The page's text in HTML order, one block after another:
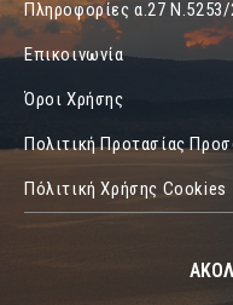
Πληροφορίες α.27
Επικοινωνία
Όροι Χρήσης
Πολιτική Προτασίας
Πόλιτική Χρήσης Cookies